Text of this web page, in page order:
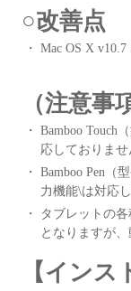
○改善点
・ Mac OS X
（注意事
・
Bamboo Touch
応しておりませ
・
Bamboo Pen（
力機能\は対応
・
タブレットの
となりますが、
【インス